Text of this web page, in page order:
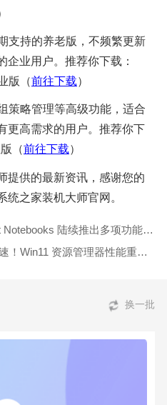
持的养老版，不频繁更新
企业用户。推荐你下载：
版（前往下载）
略管理等高级功能，适合
更高需求的用户。推荐你下
（前往下载）
供的最新资讯，感谢您的
统之家装机大师官网。
上一篇：Microsoft 365 Copilot Notebooks 陆续推出多项功能更新！
下一篇：从批量删除到全局提速！Win11 资源管理器性能重构计划
换一批